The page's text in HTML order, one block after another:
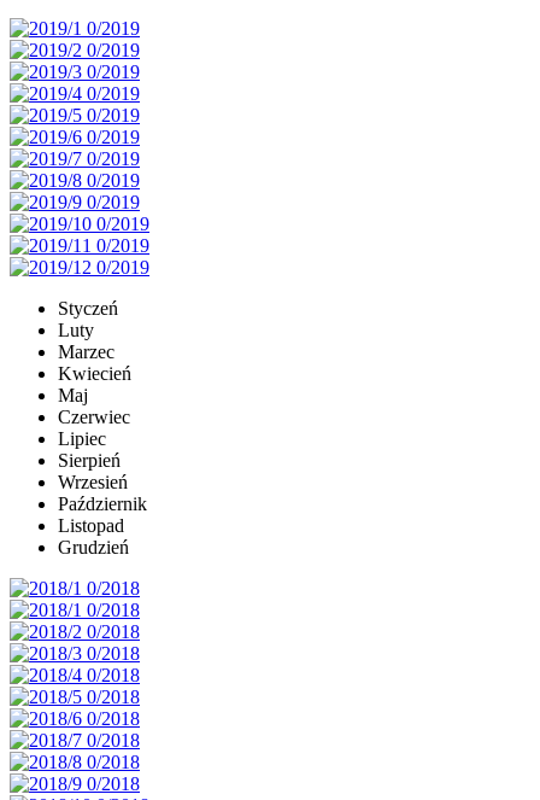
Styczeń
Luty
Marzec
Kwiecień
Maj
Czerwiec
Lipiec
Sierpień
Wrzesień
Październik
Listopad
Grudzień